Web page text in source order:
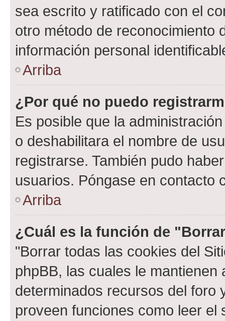
sea escrito y ratificado con el
otro método de reconocimiento
información personal
Arriba
¿Por qué no puedo
Es posible que la
o deshabilitara el nombre de
registrarse. También pudo
usuarios. Póngase en contacto
Arriba
¿Cuál es la función de
"Borrar todas las cookies del
phpBB, las cuales le
determinados recursos del foro
proveen funciones como leer el